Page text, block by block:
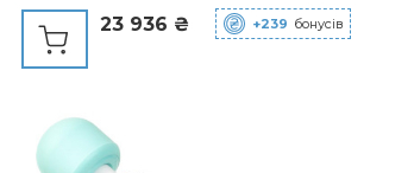
23 936 ₴ +239 бонусів